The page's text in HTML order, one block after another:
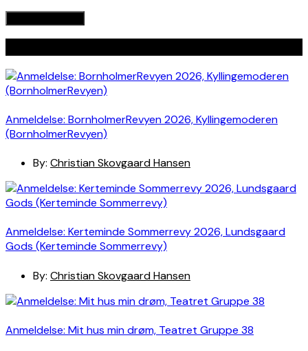
Anmeldelse: BornholmerRevyen 2026, Kyllingemoderen
(BornholmerRevyen)
By: Christian Skovgaard Hansen
Anmeldelse: Kerteminde Sommerrevy 2026, Lundsgaard
Gods (Kerteminde Sommerrevy)
By: Christian Skovgaard Hansen
Anmeldelse: Mit hus min drøm, Teatret Gruppe 38